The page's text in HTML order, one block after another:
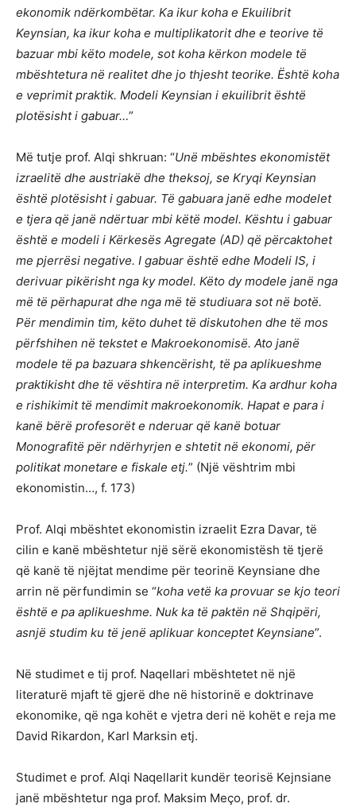
ekonomik ndërkombëtar. Ka ikur koha e Ekuilibrit
Keynsian, ka ikur koha e multiplikatorit dhe e teorive të
bazuar mbi këto modele, sot koha kërkon modele të
mbështetura në realitet dhe jo thjesht teorike. Është koha
e veprimit praktik. Modeli Keynsian i ekuilibrit është
plotësisht i gabuar…”
Më tutje prof. Alqi shkruan: “Unë mbështes ekonomistët
izraelitë dhe austriakë dhe theksoj, se Kryqi Keynsian
është plotësisht i gabuar. Të gabuara janë edhe modelet
e tjera që janë ndërtuar mbi këtë model. Kështu i gabuar
është e modeli i Kërkesës Agregate (AD) që përcaktohet
me pjerrësi negative. I gabuar është edhe Modeli IS, i
derivuar pikërisht nga ky model. Këto dy modele janë nga
më të përhapurat dhe nga më të studiuara sot në botë.
Për mendimin tim, këto duhet të diskutohen dhe të mos
përfshihen në tekstet e Makroekonomisë. Ato janë
modele të pa bazuara shkencërisht, të pa aplikueshme
praktikisht dhe të vështira në interpretim. Ka ardhur koha
e rishikimit të mendimit makroekonomik. Hapat e para i
kanë bërë profesorët e nderuar që kanë botuar
Monografitë për ndërhyrjen e shtetit në ekonomi, për
politikat monetare e fiskale etj.” (Një vështrim mbi
ekonomistin…, f. 173)
Prof. Alqi mbështet ekonomistin izraelit Ezra Davar, të
cilin e kanë mbështetur një sërë ekonomistësh të tjerë
që kanë të njëjtat mendime për teorinë Keynsiane dhe
arrin në përfundimin se “koha vetë ka provuar se kjo teori
është e pa aplikueshme. Nuk ka të paktën në Shqipëri,
asnjë studim ku të jenë aplikuar konceptet Keynsiane”.
Në studimet e tij prof. Naqellari mbështetet në një
literaturë mjaft të gjerë dhe në historinë e doktrinave
ekonomike, që nga kohët e vjetra deri në kohët e reja me
David Rikardon, Karl Marksin etj.
Studimet e prof. Alqi Naqellarit kundër teorisë Kejnsiane
janë mbështetur nga prof. Maksim Meço, prof. dr.